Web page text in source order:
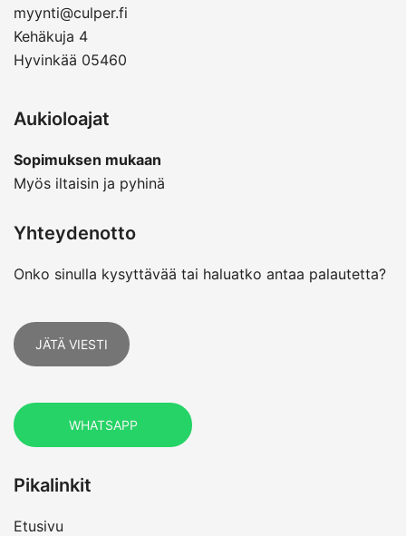
myynti@culper.fi
Kehäkuja 4
Hyvinkää 05460
Aukioloajat
Sopimuksen mukaan
Myös iltaisin ja pyhinä
Yhteydenotto
Onko sinulla kysyttävää tai haluatko antaa palautetta?
JÄTÄ VIESTI
WHATSAPP
Pikalinkit
Etusivu